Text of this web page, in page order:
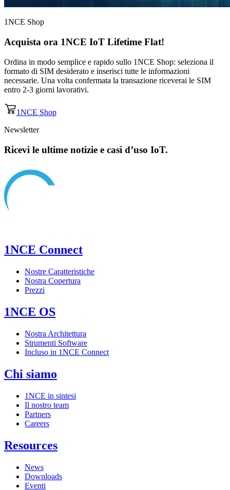
1NCE Shop
Acquista ora 1NCE IoT Lifetime Flat!
Ordina in modo semplice e rapido sullo 1NCE Shop: seleziona il
formato di SIM desiderato e inserisci tutte le informazioni
necessarie. Una volta confermata la transazione riceverai le SIM
entro 2-3 giorni lavorativi.
1NCE Shop
Newsletter
Ricevi le ultime notizie e casi d’uso IoT.
1NCE Connect
Nostre Caratteristiche
Nostra Copertura
Prezzi
1NCE OS
Nostra Architettura
Strumenti Software
Incluso in 1NCE Connect
Chi siamo
1NCE in sintesi
Il nostro team
Partners
Careers
Resources
News
Downloads
Eventi